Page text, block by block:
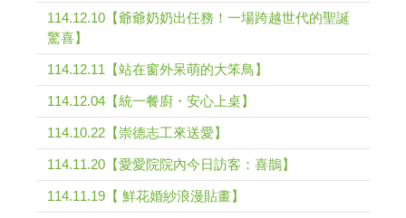
114.12.10【爺爺奶奶出任務！一場跨越世代的聖誕
驚喜】
114.12.11【站在窗外呆萌的大笨鳥】
114.12.04【統一餐廚・安心上桌】
114.10.22【崇德志工來送愛】
114.11.20【愛愛院院內今日訪客：喜鵲】
114.11.19【 鮮花婚紗浪漫貼畫】